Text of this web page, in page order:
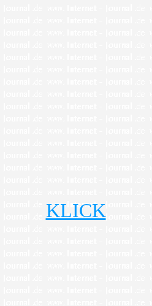
KLICK